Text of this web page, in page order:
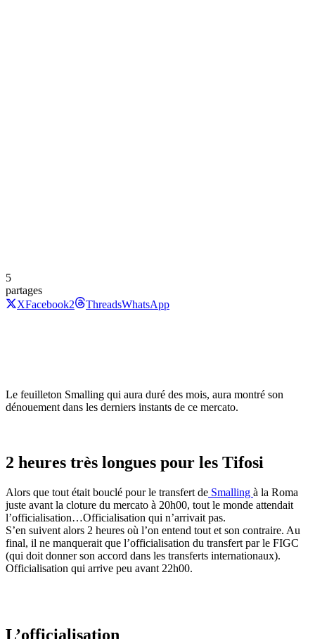
5
partages
XFacebook2 ThreadsWhatsApp
Le feuilleton Smalling qui aura duré des mois, aura montré son
dénouement dans les derniers instants de ce mercato.
2 heures très longues pour les Tifosi
Alors que tout était bouclé pour le transfert de Smalling à la Roma
juste avant la cloture du mercato à 20h00, tout le monde attendait
l’officialisation…Officialisation qui n’arrivait pas.
S’en suivent alors 2 heures où l’on entend tout et son contraire. Au
final, il ne manquerait que l’officialisation du transfert par le FIGC
(qui doit donner son accord dans les transferts internationaux).
Officialisation qui arrive peu avant 22h00.
L’officialisation